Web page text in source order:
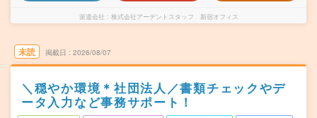
派遣会社 株式会社アーデントスタッフ 新宿オフィス
未読 掲載日 2026/08/07
＼穏やか環境＊社団法人／書類チェックやデ
ータ入力など事務サポート！